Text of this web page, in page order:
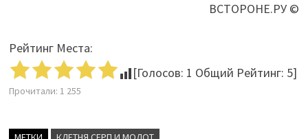
ВСТОРОНЕ.РУ ©
Рейтинг Места:
[Голосов: 1 Общий Рейтинг: 5]
Прочитали: 1 255